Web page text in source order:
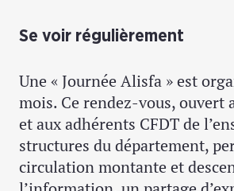
Se voir régulièrement
Une « Journée Alisfa » est
mois. Ce rendez-vous, ouvert
et aux adhérents CFDT de
structures du département,
circulation montante et